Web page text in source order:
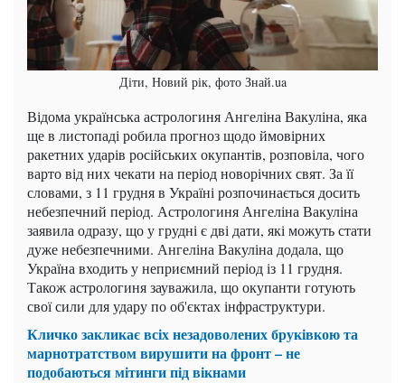
Діти, Новий рік, фото Знай.ua
Відома українська астрологиня Ангеліна Вакуліна, яка
ще в листопаді робила прогноз щодо ймовірних
ракетних ударів російських окупантів, розповіла, чого
варто від них чекати на період новорічних свят. За її
словами, з 11 грудня в Україні розпочинається досить
небезпечний період. Астрологиня Ангеліна Вакуліна
заявила одразу, що у грудні є дві дати, які можуть стати
дуже небезпечними. Ангеліна Вакуліна додала, що
Україна входить у неприємний період із 11 грудня.
Також астрологиня зауважила, що окупанти готують
свої сили для удару по об'єктах інфраструктури.
Кличко закликає всіх незадоволених бруківкою та
марнотратством вирушити на фронт – не
подобаються мітинги під вікнами